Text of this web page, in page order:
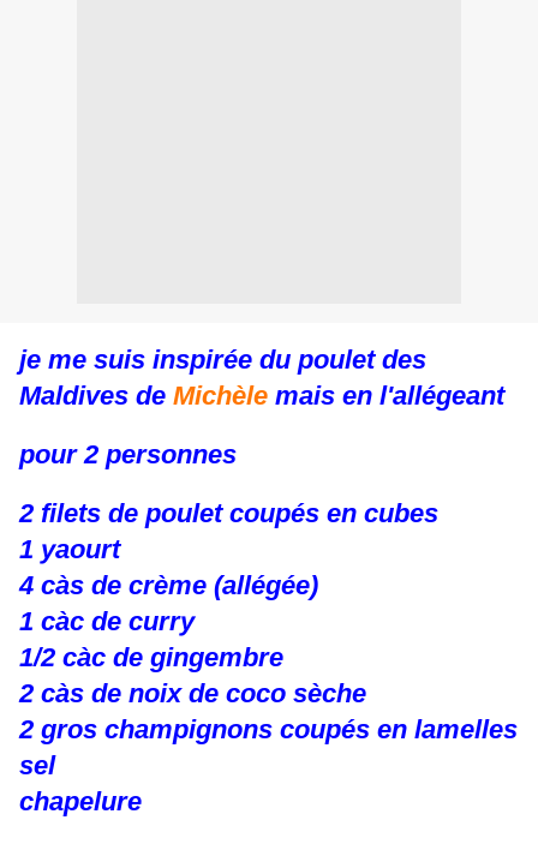
je me suis inspirée du poulet des
Maldives de Michèle mais en l'allégeant
pour 2 personnes
2 filets de poulet coupés en cubes
1 yaourt
4 càs de crème (allégée)
1 càc de curry
1/2 càc de gingembre
2 càs de noix de coco sèche
2 gros champignons coupés en lamelles
sel
chapelure